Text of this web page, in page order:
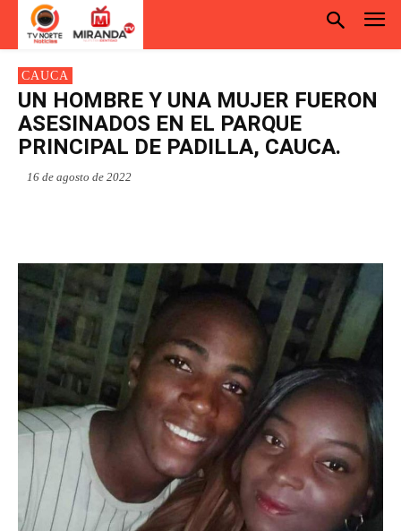
CAUCA
UN HOMBRE Y UNA MUJER FUERON
ASESINADOS EN EL PARQUE
PRINCIPAL DE PADILLA, CAUCA.
16 de agosto de 2022